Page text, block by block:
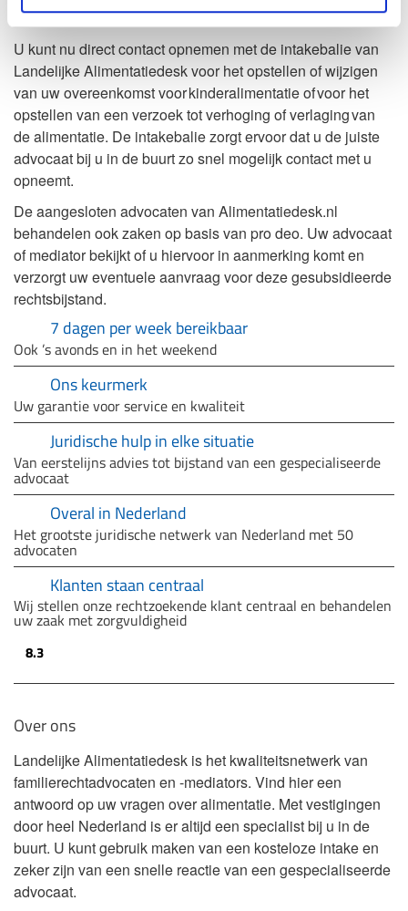
Waarom Landelijke Alimentatiedesk?
U kunt nu direct contact opnemen met de intakebalie van
Landelijke Alimentatiedesk voor het opstellen of wijzigen
van uw overeenkomst voor kinderalimentatie of voor het
opstellen van een verzoek tot verhoging of verlaging van
de alimentatie. De intakebalie zorgt ervoor dat u de juiste
advocaat bij u in de buurt zo snel mogelijk contact met u
opneemt.
De aangesloten advocaten van Alimentatiedesk.nl
behandelen ook zaken op basis van pro deo. Uw advocaat
of mediator bekijkt of u hiervoor in aanmerking komt en
verzorgt uw eventuele aanvraag voor deze gesubsidieerde
rechtsbijstand.
7 dagen per week bereikbaar
Ook ’s avonds en in het weekend
Ons keurmerk
Uw garantie voor service en kwaliteit
Juridische hulp in elke situatie
Van eerstelijns advies tot bijstand van een gespecialiseerde
advocaat
Overal in Nederland
Het grootste juridische netwerk van Nederland met 50
advocaten
Klanten staan centraal
Wij stellen onze rechtzoekende klant centraal en behandelen
uw zaak met zorgvuldigheid
8.3
Over ons
Landelijke Alimentatiedesk is het kwaliteitsnetwerk van
familierechtadvocaten en -mediators. Vind hier een
antwoord op uw vragen over alimentatie. Met vestigingen
door heel Nederland is er altijd een specialist bij u in de
buurt. U kunt gebruik maken van een kosteloze intake en
zeker zijn van een snelle reactie van een gespecialiseerde
advocaat.